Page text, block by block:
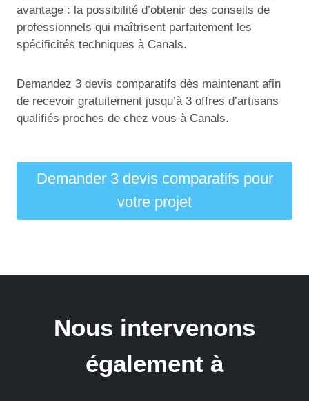
avantage : la possibilité d’obtenir des conseils de
professionnels qui maîtrisent parfaitement les
spécificités techniques à Canals.
Demandez 3 devis comparatifs dès maintenant afin
de recevoir gratuitement jusqu’à 3 offres d’artisans
qualifiés proches de chez vous à Canals.
Demander 3 devis comparatifs pour
votre projet
Nous intervenons
également à